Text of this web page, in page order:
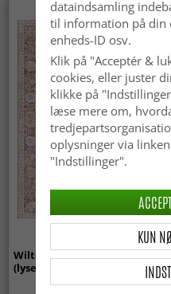
Wilton-tæppe - Gombalia
(lyserød)
dataindsamling
til information på din
enheds-ID osv.
Klik på "Acceptér &
cookies, eller juster
klikke på
læse mere om,
oplysninger via
"Indstillinger".
KUN